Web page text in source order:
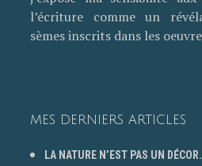
l’écriture comme un
sèmes inscrits dans les
MES DERNIERS ARTICLES
LA NATURE N’EST PAS UN DÉCOR.